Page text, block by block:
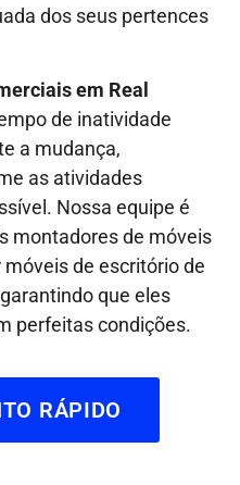
dos seus pertences
em Real
de inatividade
a mudança,
as atividades
Nossa equipe é
montadores de móveis
de escritório de
que eles
perfeitas condições.
RÁPIDO